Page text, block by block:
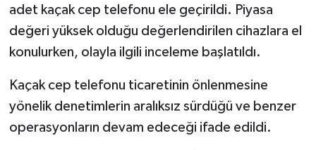
adet kaçak cep telefonu ele geçirildi. Piyasa
değeri yüksek olduğu değerlendirilen cihazlara el
konulurken, olayla ilgili inceleme başlatıldı.
Kaçak cep telefonu ticaretinin önlenmesine
yönelik denetimlerin aralıksız sürdüğü ve benzer
operasyonların devam edeceği ifade edildi.